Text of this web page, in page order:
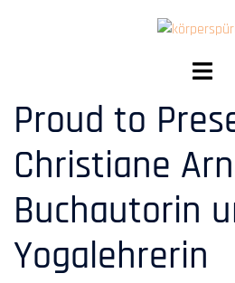
Proud to
Christiane
Buchautorin
Yogalehrerin